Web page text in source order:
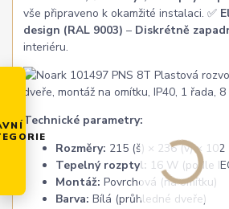
vše připraveno k okamžité instalaci. ✅
design (RAL 9003) – Diskrétně
interiéru.
Technické parametry:
Rozměry: 215 (š) × 236 (v) × 102
Tepelný rozptyl: 16 W (podle
Montáž: Povrchová (na omítku)
Barva: Bílá (průhledné dveře)